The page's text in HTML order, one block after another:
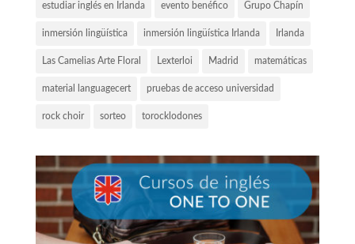
estudiar inglés en Irlanda evento benéfico Grupo Chapín
inmersión lingüística inmersión lingüística Irlanda Irlanda
Las Camelias Arte Floral Lexterloi Madrid matemáticas
material languagecert pruebas de acceso universidad
rock choir sorteo torocklodones